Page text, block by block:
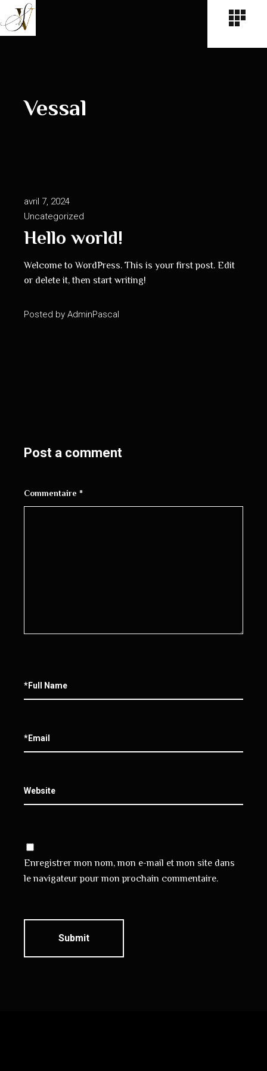
Vessal
avril 7, 2024
Uncategorized
Hello world!
Welcome to WordPress. This is your first post. Edit
or delete it, then start writing!
Posted by AdminPascal
Post a comment
Commentaire*
Enregistrer mon nom, mon e-mail et mon site dans
le navigateur pour mon prochain commentaire.